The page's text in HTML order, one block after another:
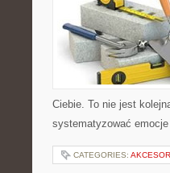
Ciebie. To nie jest
systematyzować
CATEGORIES: